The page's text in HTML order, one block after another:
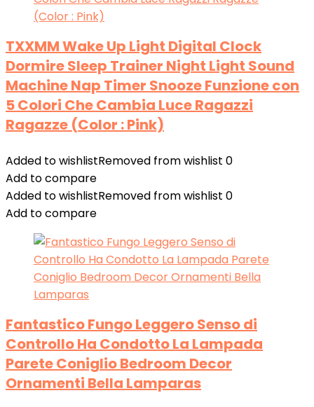
TXXMM Wake Up Light Digital Clock
Dormire Sleep Trainer Night Light Sound
Machine Nap Timer Snooze Funzione con
5 Colori Che Cambia Luce Ragazzi
Ragazze (Color : Pink)
Added to wishlistRemoved from wishlist 0
Add to compare
Added to wishlistRemoved from wishlist 0
Add to compare
Fantastico Fungo Leggero Senso di
Controllo Ha Condotto La Lampada
Parete Coniglio Bedroom Decor
Ornamenti Bella Lamparas